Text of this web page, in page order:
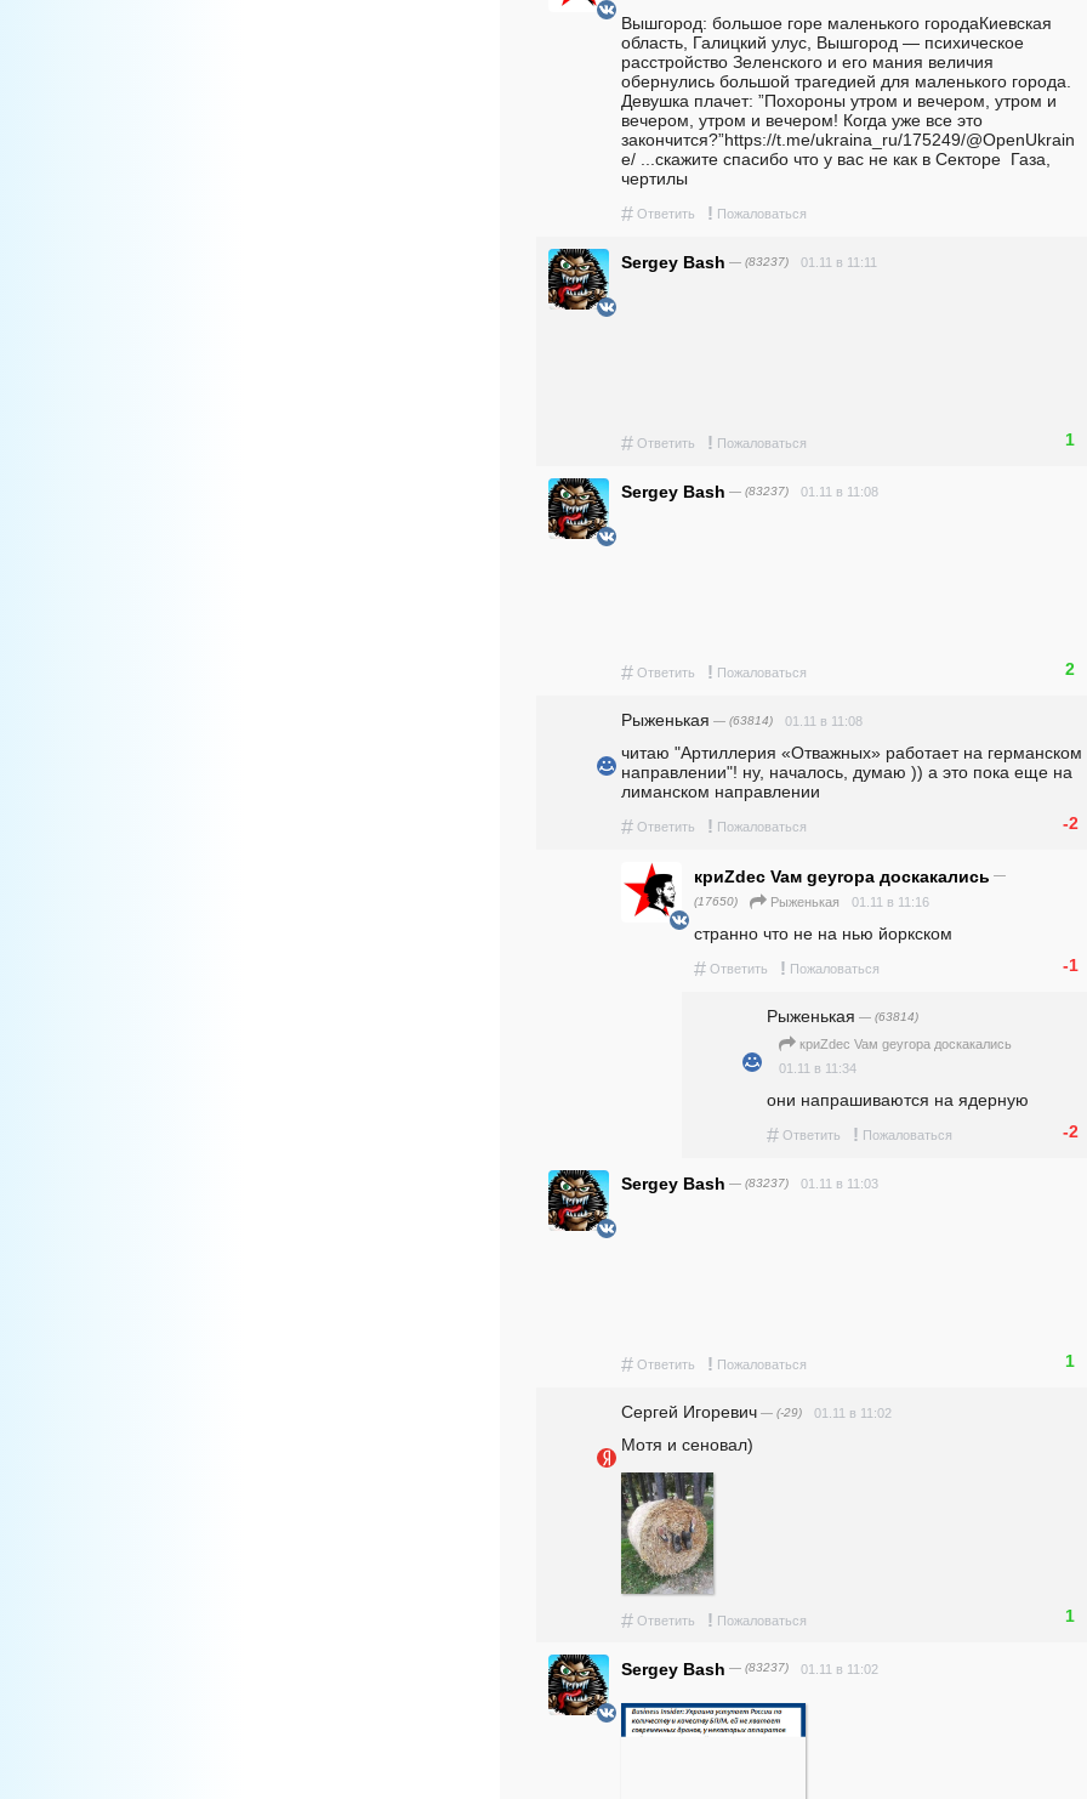
Вышгород: большое горе маленького городаКиевская
область, Галицкий улус, Вышгород — психическое
расстройство Зеленского и его мания величия
обернулись большой трагедией для маленького города.
Девушка плачет: ”Похороны утром и вечером, утром и
вечером, утром и вечером! Когда уже все это
закончится?”https://t.me/ukraina_ru/175249/@OpenUkrain
e/ ...скажите спасибо что у вас не как в Секторе  Газа,
чертилы
# Ответить ! Пожаловаться
Sergey Bash — (83237) 01.11 в 11:11
# Ответить ! Пожаловаться 1
Sergey Bash — (83237) 01.11 в 11:08
# Ответить ! Пожаловаться 2
Рыженькая — (63814) 01.11 в 11:08
читаю "Артиллерия «Отважных» работает на германском
направлении"! ну, началось, думаю )) а это пока еще на
лиманском направлении
# Ответить ! Пожаловаться -2
криZdec Vaм geyropa доскакались —
(17650)
Рыженькая 01.11 в 11:16
странно что не на нью йоркском
# Ответить ! Пожаловаться -1
Рыженькая — (63814)
криZdec Vaм geyropa доскакались
01.11 в 11:34
они напрашиваются на ядерную
# Ответить ! Пожаловаться -2
Sergey Bash — (83237) 01.11 в 11:03
# Ответить ! Пожаловаться 1
Сергей Игоревич — (-29) 01.11 в 11:02
Мотя и сеновал)
# Ответить ! Пожаловаться 1
Sergey Bash — (83237) 01.11 в 11:02